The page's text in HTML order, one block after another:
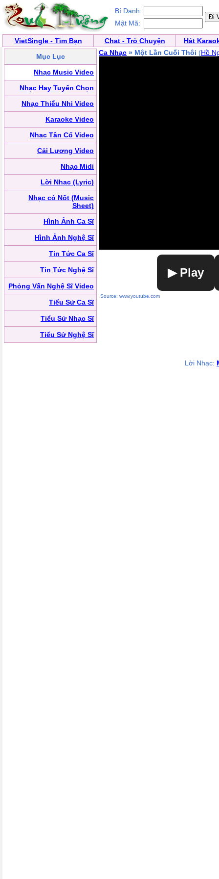
Bí Danh:
Mật Mã:
VietSingle - Tìm Bạn Chat - Trò Chuyện
Hát
Mục Lục
Nhạc Music Video
Nhạc Hay Tuyển Chọn
Nhạc Thiếu Nhi Video
Karaoke Video
Nhạc Tân Cổ Video
Cải Lương Video
Nhạc Midi
Lời Nhạc (Lyric)
Nhạc có Nốt (Music
Sheet)
Hình Ảnh Ca Sĩ
Hình Ảnh Nghệ Sĩ
Tin Tức Ca Sĩ
Tin Tức Nghệ Sĩ
Phỏng Vấn Nghệ Sĩ Video
Tiểu Sử Ca Sĩ
Tiểu Sử Nhạc Sĩ
Tiểu Sử Nghệ Sĩ
Ca Nhạc » Một Lần Cuối Thôi (Hồ
▶ Play
Source: www.youtube.com
Lời Nhạc: